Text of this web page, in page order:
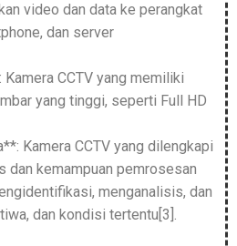
video dan data ke perangkat
dan server
CCTV yang memiliki
yang tinggi, seperti Full HD
Kamera CCTV yang dilengkapi
dan kemampuan pemrosesan
menganalisis, dan
dan kondisi tertentu[3].